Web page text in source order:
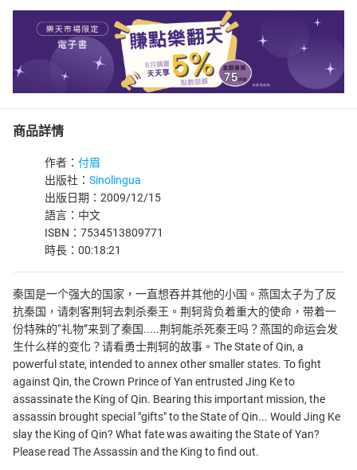
商品詳情
作者： 付眉
出版社： Sinolingua
出版日期：2009/12/15
語言：中文
ISBN：7534513809771
時長：00:18:21
秦国是一个强大的国家，一直想吞并其他的小国。燕国太子为了反
抗秦国，请刺客荆轲去刺杀秦王。荆轲背负着重大的使命，带着一
份特殊的“礼物”来到了秦国.....荆轲能杀死秦王吗？燕国的命运会发
生什么样的变化？请看勇士荆轲的故事。The State of Qin, a
powerful state, intended to annex other smaller states. To fight
against Qin, the Crown Prince of Yan entrusted Jing Ke to
assassinate the King of Qin. Bearing this important mission, the
assassin brought special "gifts" to the State of Qin... Would Jing Ke
slay the King of Qin? What fate was awaiting the State of Yan?
Please read The Assassin and the King to find out.